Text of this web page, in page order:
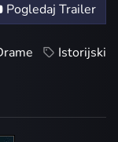
Pogledaj Trailer
Istorijski